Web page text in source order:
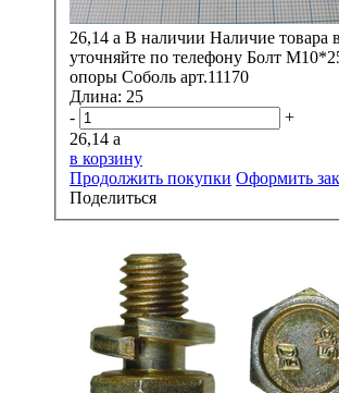
26,14 a В наличии Наличие товара
уточняйте по телефону Болт
опоры Соболь арт.11170
Длина: 25
-
+
26,14 a
в корзину
Продолжить покупки Оформить
Поделиться